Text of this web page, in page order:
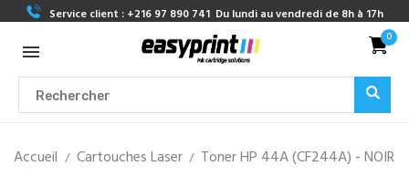
Service client : +216 97 890 741 Du lundi au vendredi de 8h à 17h
0
Accueil Cartouches Laser Toner HP 44A (CF244A) - NOIR